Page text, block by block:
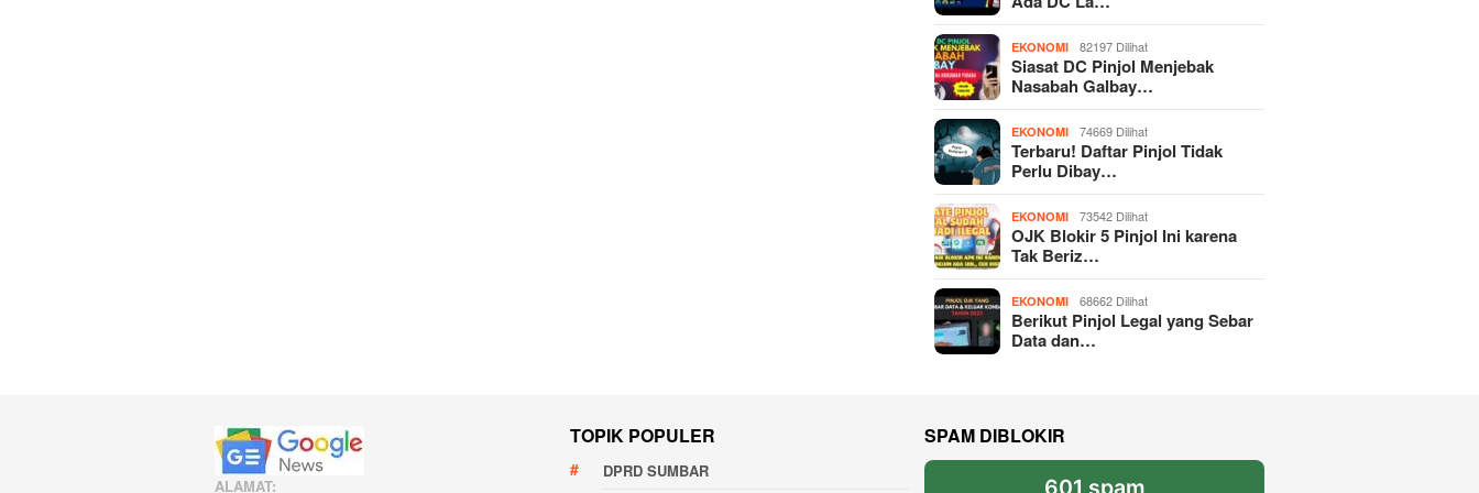
EKONOMI 82197 Dilihat
Siasat DC Pinjol Menjebak
Nasabah Galbay…
EKONOMI 74669 Dilihat
Terbaru! Daftar Pinjol Tidak
Perlu Dibay…
EKONOMI 73542 Dilihat
OJK Blokir 5 Pinjol Ini karena
Tak Beriz…
EKONOMI 68662 Dilihat
Berikut Pinjol Legal yang Sebar
Data dan…
ALAMAT:
TOPIK POPULER
DPRD SUMBAR
SPAM DIBLOKIR
601 spam